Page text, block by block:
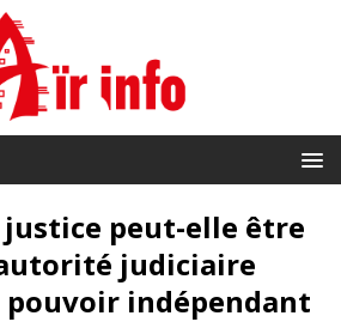
justice peut-elle être
judiciaire
pouvoir indépendant